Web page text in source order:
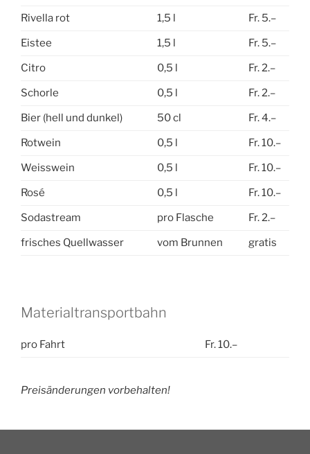
Rivella rot
1,5 l
Fr. 5.–
Eistee
1,5 l
Fr. 5.–
Citro
0,5 l
Fr. 2.–
Schorle
0,5 l
Fr. 2.–
Bier (hell und dunkel)
50 cl
Fr. 4.–
Rotwein
0,5 l
Fr. 10.–
Weisswein
0,5 l
Fr. 10.–
Rosé
0,5 l
Fr. 10.–
Sodastream
pro Flasche
Fr. 2.–
frisches Quellwasser
vom Brunnen gratis
Materialtransportbahn
pro Fahrt Fr. 10.–
Preisänderungen vorbehalten!